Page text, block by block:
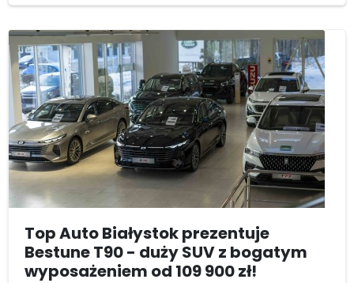
Top Auto Białystok prezentuje
Bestune T90 - duży SUV z bogatym
wyposażeniem od 109 900 zł!